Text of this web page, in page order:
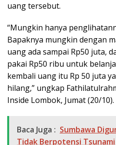
uang tersebut.
“Mungkin hanya
Bapaknya mungkin dengan
uang ada sampai Rp50 juta,
pakai Rp50 ribu untuk
kembali uang itu Rp 50 juta
hilang,” ungkap
Inside Lombok, Jumat (20/10).
Baca Juga : Sumbawa
Tidak Berpotensi Tsunami